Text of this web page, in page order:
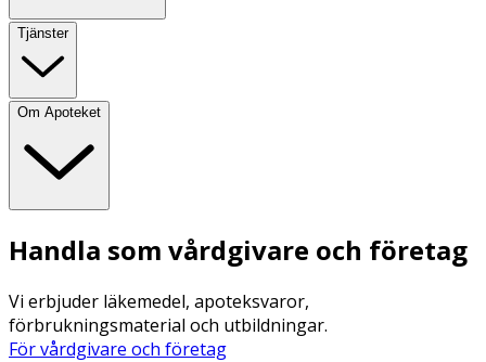
Tjänster
Om Apoteket
Handla som vårdgivare och företag
Vi erbjuder läkemedel, apoteksvaror,
förbrukningsmaterial och utbildningar.
För vårdgivare och företag